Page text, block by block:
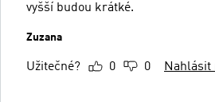
vyšší budou krátké.
Zuzana
Užitečné? 0 0 Nahlásit